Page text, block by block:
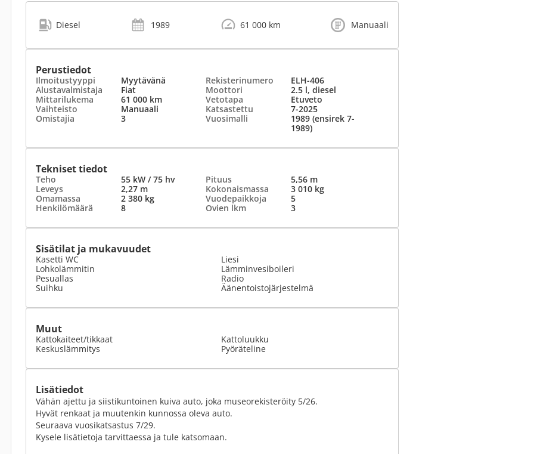
Diesel 1989 61 000 km Manuaali
Perustiedot
Ilmoitustyyppi Myytävänä Rekisterinumero
ELH-406
Alustavalmistaja
Fiat Moottori
2.5 l, diesel
Mittarilukema
61 000 km Vetotapa
Etuveto
Vaihteisto
Manuaali Katsastettu
7-2025
Omistajia
3 Vuosimalli
1989 (ensirek 7-
1989)
Tekniset tiedot
Teho 55 kW / 75 hv Pituus
5,56 m
Leveys
2,27 m Kokonaismassa
3 010 kg
Omamassa
2 380 kg Vuodepaikkoja
5
Henkilömäärä
8 Ovien lkm 3
Sisätilat ja mukavuudet
Kasetti WC
Lohkolämmitin
Pesuallas
Suihku
Liesi
Lämminvesiboileri
Radio
Äänentoistojärjestelmä
Muut
Kattokaiteet/tikkaat
Keskuslämmitys
Kattoluukku
Pyöräteline
Lisätiedot
Vähän ajettu ja siistikuntoinen kuiva auto, joka museorekisteröity 5/26.
Hyvät renkaat ja muutenkin kunnossa oleva auto.
Seuraava vuosikatsastus 7/29.
Kysele lisätietoja tarvittaessa ja tule katsomaan.